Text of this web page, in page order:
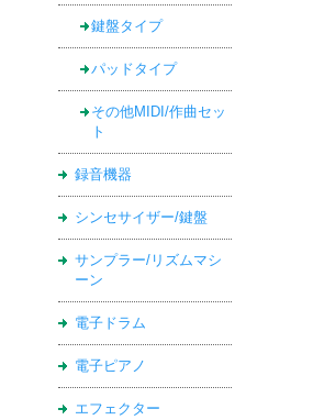
鍵盤タイプ
パッドタイプ
その他MIDI/作曲セッ
ト
録音機器
シンセサイザー/鍵盤
サンプラー/リズムマシ
ーン
電子ドラム
電子ピアノ
エフェクター